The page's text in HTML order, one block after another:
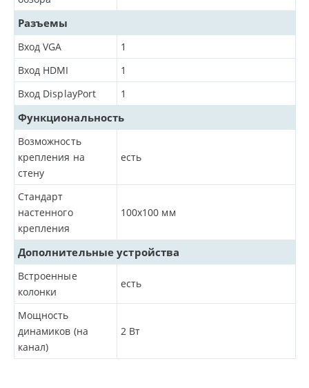
Разъемы
Вход VGA
1
Вход HDMI
1
Вход DisplayPort
1
Функциональность
Возможность
крепления на
стену
есть
Стандарт
настенного
крепления
100x100 мм
Дополнительные устройства
Встроенные
колонки
есть
Мощность
динамиков (на
канал)
2 Вт